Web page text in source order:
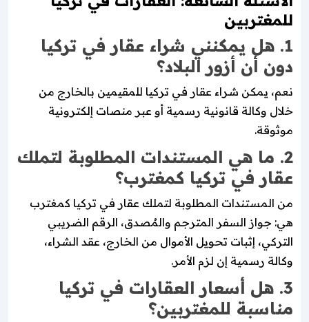
للمغتربين
1. هل يمكنني شراء عقار في تركيا
دون أن أزور البلاد؟
نعم، يمكن شراء عقار في تركيا للمقيمين بالخارج من
خلال وكالة قانونية رسمية أو عبر منصات إلكترونية
موثوقة.
2. ما هي المستندات المطلوبة لتملك
عقار في تركيا كمغترب؟
من المستندات المطلوبة لتملك عقار في تركيا كمغترب
هي: جواز السفر المترجم والمُصدق، الرقم الضريبي
التركي، إثبات تحويل الأموال من الخارج، عقد الشراء،
وكالة رسمية إن لزم الأمر.
3. هل أسعار العقارات في تركيا
مناسبة للمغتربين؟